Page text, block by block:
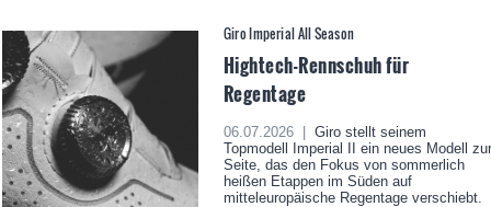
Giro Imperial All Season
Hightech-Rennschuh für
Regentage
06.07.2026 |
Giro stellt seinem
Topmodell Imperial II ein neues Modell zur
Seite, das den Fokus von sommerlich
heißen Etappen im Süden auf
mitteleuropäische Regentage verschiebt.